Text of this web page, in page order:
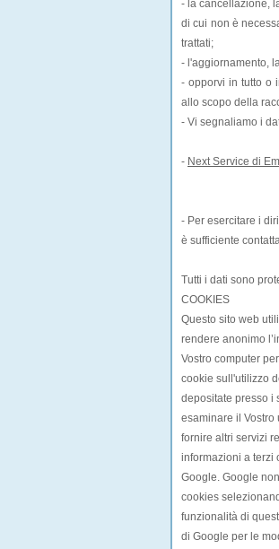
- la cancellazione,
di cui non è
trattati;
- l'aggiornamento,
- opporvi in tutto o
allo scopo della
- Vi segnaliamo i
- Next Service di
- Per esercitare i
è sufficiente
Tutti i dati sono
COOKIES
Questo sito web
rendere anonimo
Vostro computer
cookie sull'utilizzo
depositate presso i
esaminare il Vostro
fornire altri servizi
informazioni a terzi
Google. Google
cookies
funzionalità di
di Google per le